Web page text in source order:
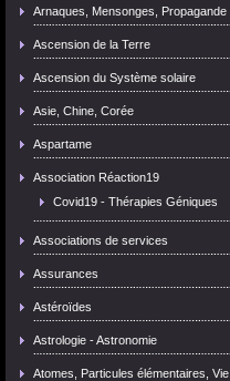
Arnaques, Mensonges, Propagande
Ascension de la Terre
Ascension du Système solaire
Asie, Chine, Corée
Aspartame
Association Réaction19
Covid19 - Thérapies Géniques
Associations de services
Assurances
Astéroïdes
Astrologie - Astronomie
Atomes, Particules élémentaires, Vie